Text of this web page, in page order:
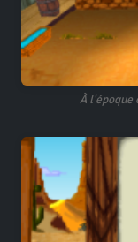
À l'époque